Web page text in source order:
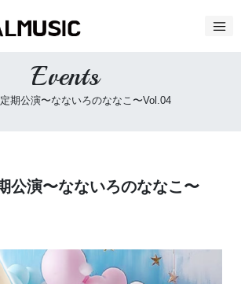
Events
期公演〜なないろのななこ〜Vol.04
公演〜なないろのななこ〜